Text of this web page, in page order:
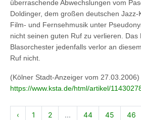
überraschende Abwechslungen vom
Doldinger, dem großen deutschen
Film- und Fernsehmusik unter
nicht seinen guten Ruf zu verlieren. Das
Blasorchester jedenfalls verlor an
Ruf nicht.
(Kölner Stadt-Anzeiger vom 27.03.2006)
https://www.ksta.de/html/artikel/
‹ 1 2 ... 44 45 46